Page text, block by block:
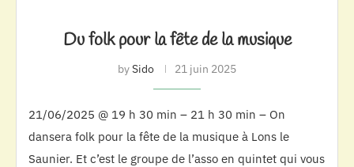
Du folk pour la fête de la musique
bySido 21 juin 2025
21/06/2025 @ 19 h 30 min – 21 h 30 min – On
dansera folk pour la fête de la musique à Lons le
Saunier. Et c’est le groupe de l’asso en quintet qui vous